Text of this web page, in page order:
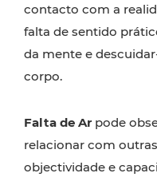
contacto com a
falta de sentido
da mente e
corpo.
Falta de Ar pode
relacionar com
objectividade e